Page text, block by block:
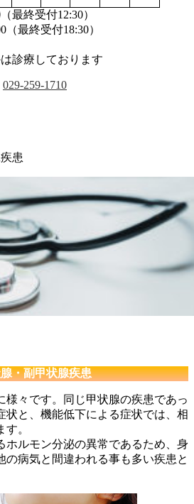
最終受付12:30）
（最終受付18:30）
診療しております
029-259-1710
患
・副甲状腺疾患
様々です。同じ甲状腺の疾患であっ
状と、機能低下による症状では、相
。
ホルモン分泌の異常であるため、身
の病気と間違われる事も多い疾患と